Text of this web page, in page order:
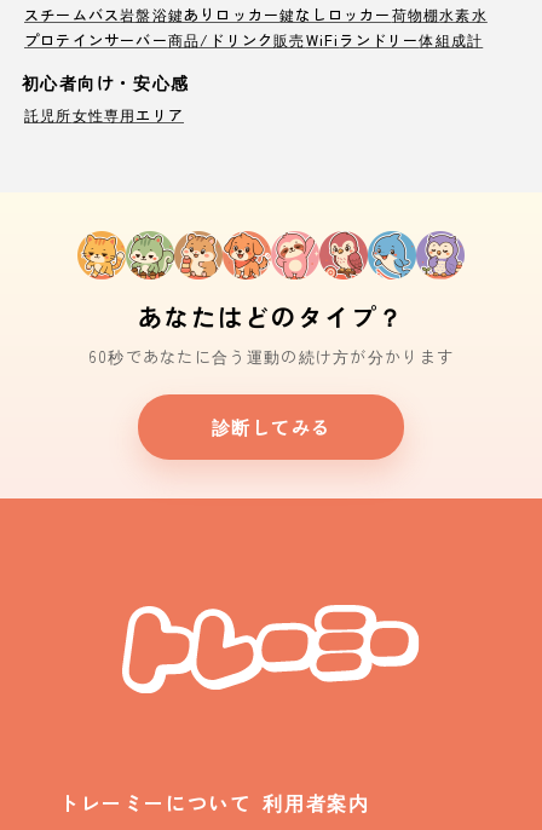
スチームバス岩盤浴鍵ありロッカー鍵なしロッカー荷物棚水素水
プロテインサーバー商品/ドリンク販売WiFi ランドリー体組成計
初心者向け・安心感
託児所女性専用エリア
あなたはどのタイプ？
60秒であなたに合う運動の続け方が分かります
診断してみる
トレーミーについて 利用者案内